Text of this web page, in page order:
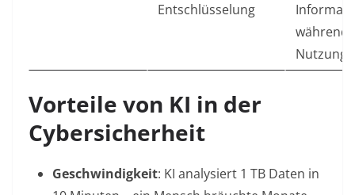
Entschlüsselung
während
Nutzung
Vorteile von KI in der
Cybersicherheit
Geschwindigkeit: KI analysiert 1 TB Daten in